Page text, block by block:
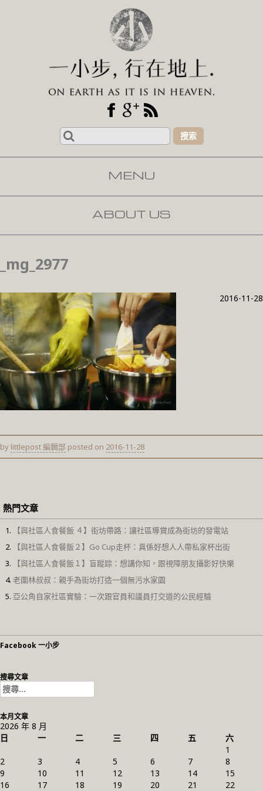
Search
for:
MENU
SKIP TO CONTENT
ABOUT US
_mg_2977
2016-11-28
by littlepost 編輯部 posted on 2016-11-28
熱門文章
【與社區人食餐飯 ４】街坊帶路：讓社區導賞成為街坊的發電站
【與社區人食餐飯２】Go Cup走杯：真係好想人人帶私家杯出街
【與社區人食餐飯１】盲蹤踪：想講你知，跟視障朋友攝影好快樂
老圍林叔叔：親手為街坊打造一個無污水家園
亞公角自家社區實驗：一次跟官員和議員打交道的公民經驗
Facebook 一小步
搜尋文章
搜
尋
關
鍵
字:
本月文章
2026 年 8 月
日
一 二 三 四 五
六
1
2
3 4 5 6 7
8
9
10 11 12 13 14
15
16
17 18 19 20 21 22